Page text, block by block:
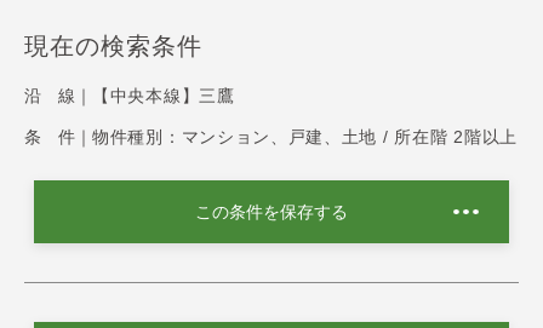
現在の検索条件
沿 線｜ 【中央本線】三鷹
条 件｜ 物件種別：マンション、戸建、土地 / 所在階 2階以上
この条件を保存する